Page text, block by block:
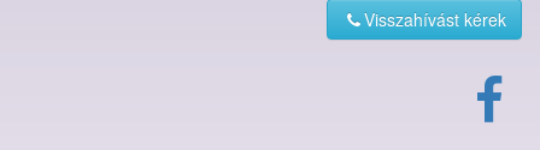
Visszahívást kérek